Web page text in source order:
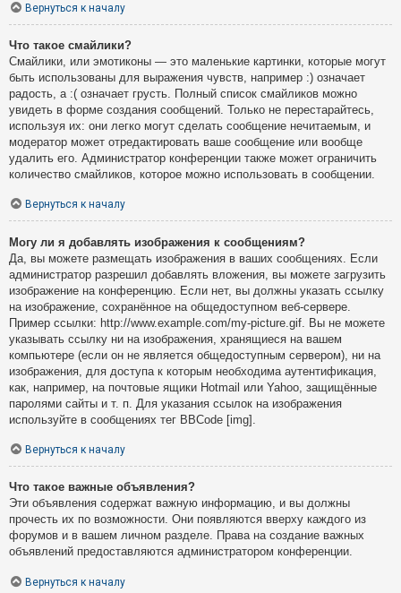
Вернуться к началу
Что такое смайлики?
Смайлики, или эмотиконы — это маленькие картинки, которые могут
быть использованы для выражения чувств, например :) означает
радость, а :( означает грусть. Полный список смайликов можно
увидеть в форме создания сообщений. Только не перестарайтесь,
используя их: они легко могут сделать сообщение нечитаемым, и
модератор может отредактировать ваше сообщение или вообще
удалить его. Администратор конференции также может ограничить
количество смайликов, которое можно использовать в сообщении.
Вернуться к началу
Могу ли я добавлять изображения к сообщениям?
Да, вы можете размещать изображения в ваших сообщениях. Если
администратор разрешил добавлять вложения, вы можете загрузить
изображение на конференцию. Если нет, вы должны указать ссылку
на изображение, сохранённое на общедоступном веб-сервере.
Пример ссылки: http://www.example.com/my-picture.gif. Вы не можете
указывать ссылку ни на изображения, хранящиеся на вашем
компьютере (если он не является общедоступным сервером), ни на
изображения, для доступа к которым необходима аутентификация,
как, например, на почтовые ящики Hotmail или Yahoo, защищённые
паролями сайты и т. п. Для указания ссылок на изображения
используйте в сообщениях тег BBCode [img].
Вернуться к началу
Что такое важные объявления?
Эти объявления содержат важную информацию, и вы должны
прочесть их по возможности. Они появляются вверху каждого из
форумов и в вашем личном разделе. Права на создание важных
объявлений предоставляются администратором конференции.
Вернуться к началу